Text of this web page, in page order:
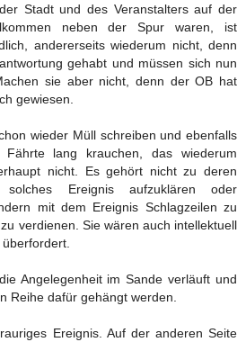
Stadt und des Veranstalters auf der
neben der Spur waren, ist
andererseits wiederum nicht, denn
gehabt und müssen sich nun
sie aber nicht, denn der OB hat
gewiesen.
wieder Müll schreiben und ebenfalls
lang krauchen, das wiederum
nicht. Es gehört nicht zu deren
Ereignis aufzuklären oder
mit dem Ereignis Schlagzeilen zu
verdienen. Sie wären auch intellektuell
Angelegenheit im Sande verläuft und
Reihe dafür gehängt werden.
Ereignis. Auf der anderen Seite